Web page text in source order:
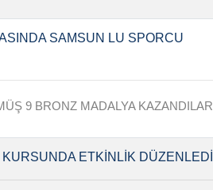
SAMSUN LU SPORCU
9 BRONZ MADALYA KAZANDILAR
ETKİNLİK DÜZENLEDİ